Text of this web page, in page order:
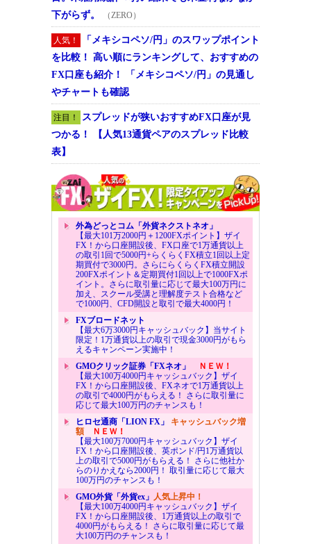
下がらず。
（ZERO）
人気！
「メキシコペソ/円」のスワップポイント
を比較！ 高い順にランキングして、おすすめの
FX口座も紹介！ 「メキシコペソ/円」の見通し
やチャートも確認
注目！
スプレッドが狭いおすすめFX口座が見
つかる！ 【人気13通貨ペアのスプレッド比較
表】
外為どっとコム「外貨ネクストネオ」
【最大101万2000円＋1200FXポイント】ザイ
FX！から口座開設後、FX口座で1万通貨以上
の取引1回で5000円+らくらくFX積立1回以上定
期買付で3000円。さらにらくらくFX積立開設
200FXポイント＆定期買付1回以上で1000FXポ
イント。さらに取引量に応じて最大100万円に
加え、スクール受講と理解度テスト合格など
で1000円、CFD開設と取引で最大4000円！
FXブロードネット
【最大6万3000円キャッシュバック】当サイト
限定！1万通貨以上の取引で現金3000円がもら
えるキャンペーン実施中！
GMOクリック証券「FXネオ」
ＮＥＷ！
【最大100万4000円キャッシュバック】ザイ
FX！から口座開設後、FXネオで1万通貨以上
の取引で4000円がもらえる！ さらに取引量に
応じて最大100万円のチャンスも！
ヒロセ通商「LION FX」 キャッシュバック増
額ＮＥＷ！
【最大100万7000円キャッシュバック】ザイ
FX！から口座開設後、英ポンド/円1万通貨以
上の取引で5000円がもらえる！ さらに他社か
らのりかえなら2000円！ 取引量に応じて最大
100万円のチャンスも！
GMO外貨「外貨ex」 人気上昇中！
【最大100万4000円キャッシュバック】ザイ
FX！から口座開設後、1万通貨以上の取引で
4000円がもらえる！ さらに取引量に応じて最
大100万円のチャンスも！